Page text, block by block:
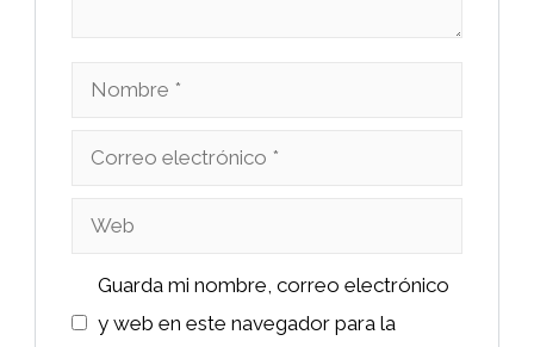
Nombre
Correo
Web
Guarda mi nombre, correo electrónico
y web en este navegador para la